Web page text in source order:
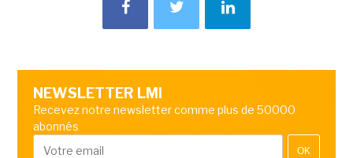
NEWSLETTER LMI
Recevez notre newsletter comme plus de 50000
abonnés
OK